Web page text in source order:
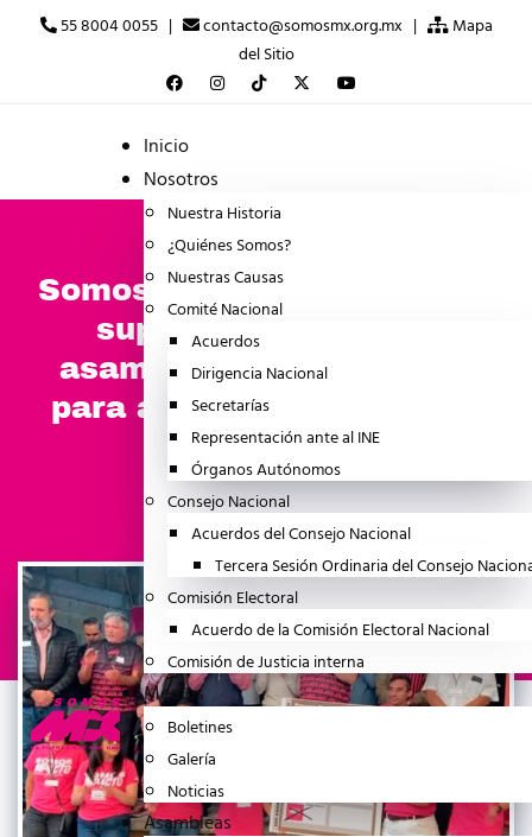
55 8004 0055 | contacto@somosmx.org.mx |
Mapa
del Sitio
Inicio
Nosotros
Nuestra Historia
¿Quiénes Somos?
Nuestras Causas
Comité Nacional
Acuerdos
Dirigencia Nacional
Secretarías
Representación ante al INE
Órganos Autónomos
Consejo Nacional
Acuerdos del Consejo Nacional
Tercera Sesión Ordinaria del Consejo
Comisión Electoral
Acuerdo de la Comisión Electoral Nacional
Comisión de Justicia interna
Medios
Boletines
Galería
Noticias
Asambleas
Somos México informa que
superó el mínimo de
asambleas y afiliaciones
para asegurar su registro
ante el INE
NOTICIA febrero 16, 2026